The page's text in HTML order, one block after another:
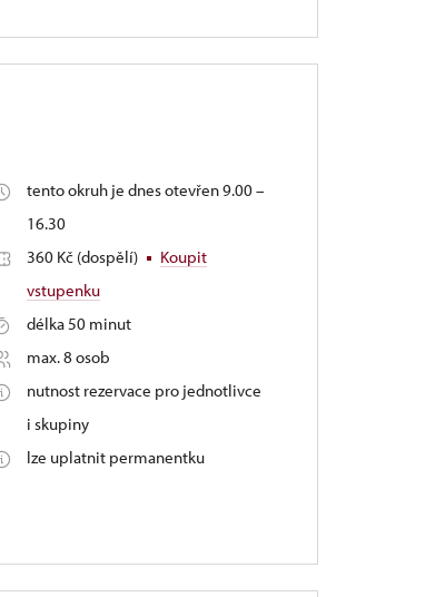
tento okruh je dnes otevřen 9.00 –
16.30
360 Kč (dospělí)
Koupit
vstupenku
délka 50 minut
max. 8 osob
nutnost rezervace pro jednotlivce
i skupiny
lze uplatnit permanentku